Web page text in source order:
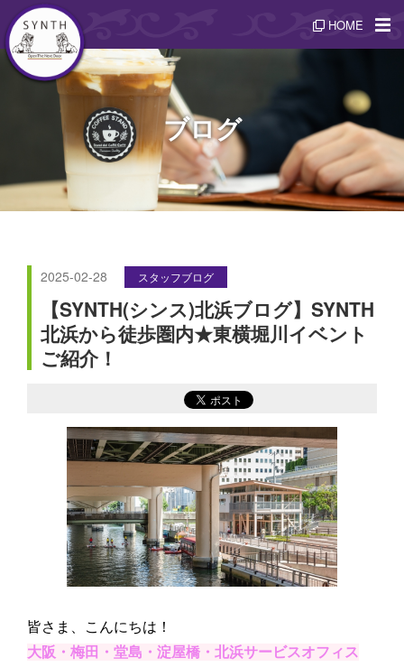
HOME
ブログ
2025-02-28 スタッフブログ
【SYNTH(シンス)北浜ブログ】SYNTH
北浜から徒歩圏内★東横堀川イベント
ご紹介！
皆さま、こんにちは！
大阪・梅田・堂島・淀屋橋・北浜サービスオフィス